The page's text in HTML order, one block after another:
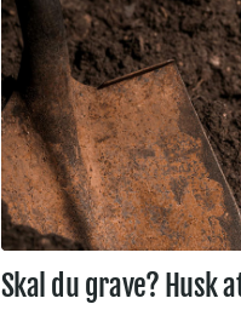
Skal du grave? Husk